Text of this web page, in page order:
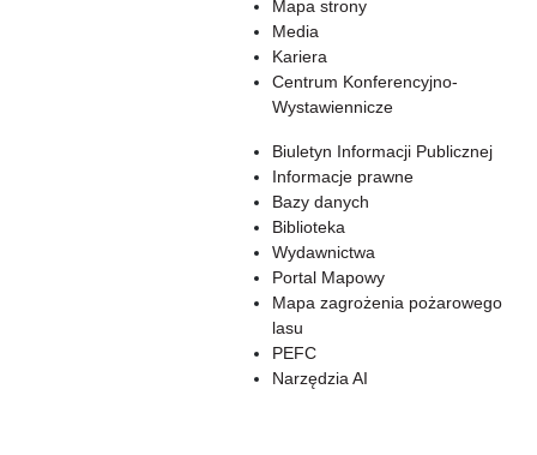
Mapa strony
Media
Kariera
Centrum Konferencyjno-
Wystawiennicze
Biuletyn Informacji Publicznej
Informacje prawne
Bazy danych
Biblioteka
Wydawnictwa
Portal Mapowy
Mapa zagrożenia pożarowego
lasu
PEFC
Narzędzia AI